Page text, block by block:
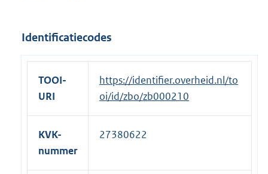
Identificatiecodes
TOOI-
URI
https://identifier.overheid.nl/to
oi/id/zbo/zb000210
KVK-
nummer
27380622